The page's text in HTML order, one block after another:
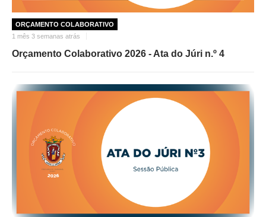
ORÇAMENTO COLABORATIVO
1 mês 3 semanas atrás
Orçamento Colaborativo 2026 - Ata do Júri n.º 4